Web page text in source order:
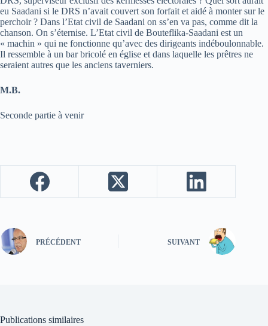
eu Saadani si le DRS n’avait couvert son forfait et aidé à monter sur le
perchoir ? Dans l’Etat civil de Saadani on ss’en va pas, comme dit la
chanson. On s’éternise. L’Etat civil de Bouteflika-Saadani est un
« machin » qui ne fonctionne qu’avec des dirigeants indéboulonnable.
Il ressemble à un bar bricolé en église et dans laquelle les prêtres ne
seraient autres que les anciens taverniers.
M.B.
Seconde partie à venir
PRÉCÉDENT SUIVANT
Publications similaires